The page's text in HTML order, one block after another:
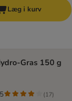
Læg i kurv
Gras 150 g
(17)